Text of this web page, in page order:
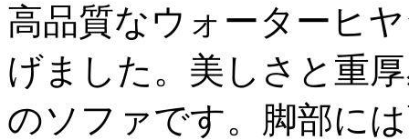
高品質なウォーターヒ
げました。美しさと重
のソファです。脚部に